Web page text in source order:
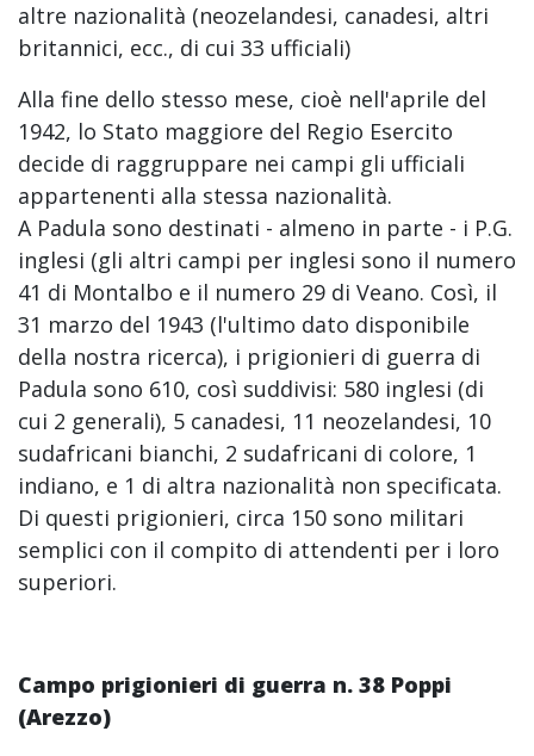
altre nazionalità (neozelandesi, canadesi, altri
britannici, ecc., di cui 33 ufficiali)
Alla fine dello stesso mese, cioè nell'aprile del
1942, lo Stato maggiore del Regio Esercito
decide di raggruppare nei campi gli ufficiali
appartenenti alla stessa nazionalità.
A Padula sono destinati - almeno in parte - i P.G.
inglesi (gli altri campi per inglesi sono il numero
41 di Montalbo e il numero 29 di Veano. Così, il
31 marzo del 1943 (l'ultimo dato disponibile
della nostra ricerca), i prigionieri di guerra di
Padula sono 610, così suddivisi: 580 inglesi (di
cui 2 generali), 5 canadesi, 11 neozelandesi, 10
sudafricani bianchi, 2 sudafricani di colore, 1
indiano, e 1 di altra nazionalità non specificata.
Di questi prigionieri, circa 150 sono militari
semplici con il compito di attendenti per i loro
superiori.
Campo prigionieri di guerra n. 38 Poppi
(Arezzo)